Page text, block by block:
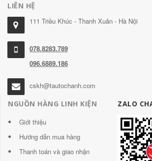
LIÊN HỆ
111 Triều Khúc - Thanh Xuân - Hà Nội
078.8283.789
096.6889.186
cskh@tautochanh.com
NGUỒN HÀNG LINH KIỆN
Giới thiệu
Hướng dẫn mua hàng
Thanh toán và giao nhận
ZALO